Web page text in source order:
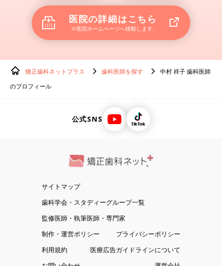
医院の詳細はこちら
※医院ホームページへ移動します。
矯正歯科ネットプラス 歯科医師を探す
中村 祥子 歯科医師
のプロフィール
公式SNS
サイトマップ
歯科学会・スタディーグループ一覧
監修医師・執筆医師・専門家
制作・運営ポリシー
プライバシーポリシー
利用規約
医療広告ガイドラインについて